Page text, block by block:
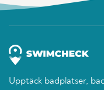
Upptäck badplatser,